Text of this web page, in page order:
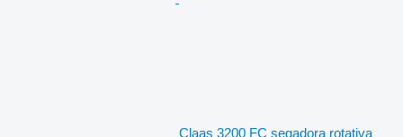
Claas 3200 FC segadora rotativa